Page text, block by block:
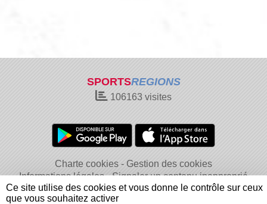
SPORTSREGIONS
106163 visites
Charte cookies
Gestion des cookies
Informations légales
Signaler un contenu inapproprié
Ce site utilise des cookies et vous donne le contrôle sur ceux
que vous souhaitez activer